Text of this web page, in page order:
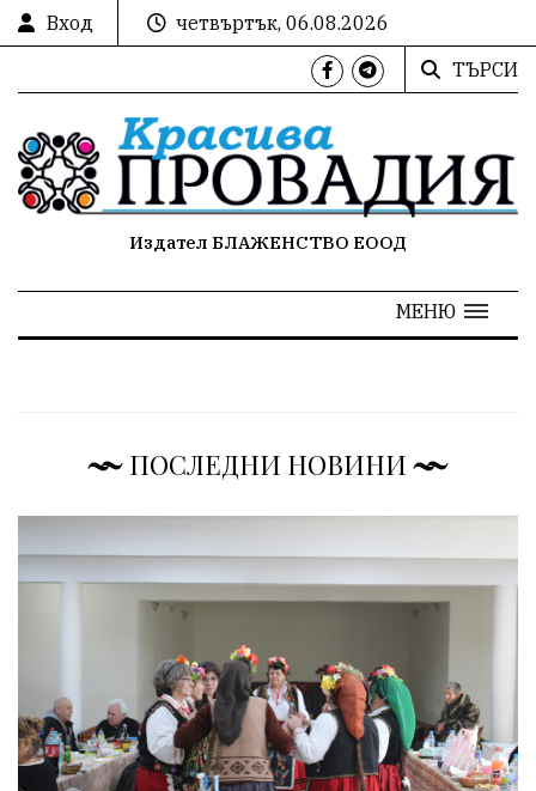
Вход
четвъртък, 06.08.2026
ТЪРСИ
Издател БЛАЖЕНСТВО ЕООД
МЕНЮ
ПОСЛЕДНИ НОВИНИ